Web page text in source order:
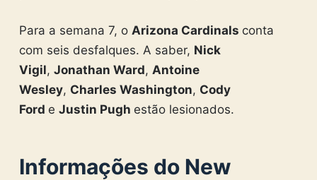
Para a semana 7, o Arizona Cardinals conta
com seis desfalques. A saber, Nick
Vigil, Jonathan Ward, Antoine
Wesley, Charles Washington, Cody
Ford e Justin Pugh estão lesionados.
Informações do New